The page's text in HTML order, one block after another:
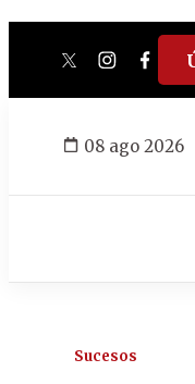
twitter
08 ago 2026
Sucesos